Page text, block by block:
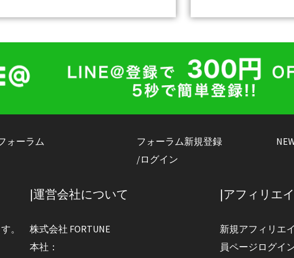
ォーラム
フォーラム新規登録
/ログイン
。
|運営会社について
株式会社 FORTUNE
本社：
|アフィリエ
新規アフィリエ
員ページログイ